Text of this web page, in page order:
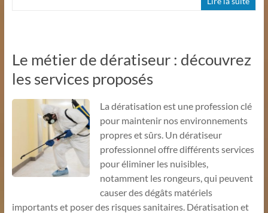
Le métier de dératiseur : découvrez
les services proposés
La dératisation est une profession clé
pour maintenir nos environnements
propres et sûrs. Un dératiseur
professionnel offre différents services
pour éliminer les nuisibles,
notamment les rongeurs, qui peuvent
causer des dégâts matériels
importants et poser des risques sanitaires. Dératisation et